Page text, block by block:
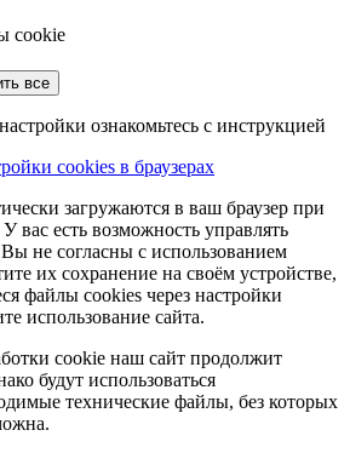
cookie
все
ознакомьтесь с инструкцией
cookies в браузерах
загружаются в ваш браузер при
вас есть возможность управлять
не согласны с использованием
их сохранение на своём устройстве,
файлы cookies через настройки
использование сайта.
cookie наш сайт продолжит
будут использоваться
технические файлы, без которых